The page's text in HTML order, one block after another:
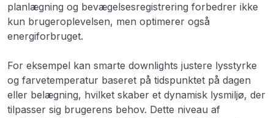
planlægning og bevægelsesregistrering forbedrer ikke
kun brugeroplevelsen, men optimerer også
energiforbruget.
For eksempel kan smarte downlights justere lysstyrke
og farvetemperatur baseret på tidspunktet på dagen
eller belægning, hvilket skaber et dynamisk lysmiljø, der
tilpasser sig brugerens behov. Dette niveau af